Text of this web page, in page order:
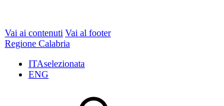
Vai ai contenuti Vai al footer
Regione Calabria
ITAselezionata
ENG